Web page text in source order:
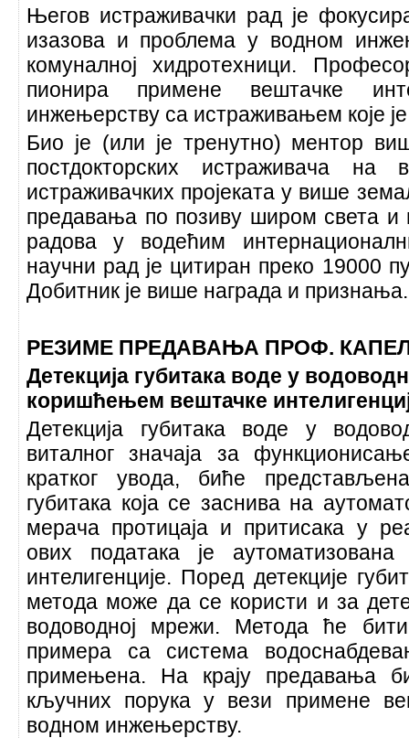
Његов истраживачки рад је
изазова и проблема у водном
комуналној хидротехници.
пионира примене вештачке
инжењерству са истраживањем које
Био је (или је тренутно) ментор
постдокторских истраживача на
истраживачких пројеката у више
предавања по позиву широм света и
радова у водећим
научни рад је цитиран преко 19000
Добитник је више награда и
РЕЗИМЕ ПРЕДАВАЊА ПРОФ.
Детекција губитака воде у
коришћењем вештачке
Детекција губитака воде у
виталног значаја за
кратког увода, биће
губитака која се заснива на
мерача протицаја и притисака у
ових података је
интелигенције. Поред детекције
метода може да се користи и за
водоводној мрежи. Метода ће
примера са система
примењена. На крају предавања
кључних порука у вези примене
водном инжењерству.